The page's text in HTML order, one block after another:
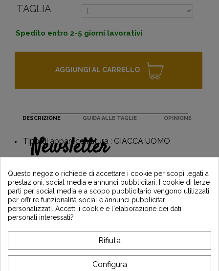
TAGLIA
Spedito entro 2-5 giorni lavorativi
AGGIUNGI AL CARRELLO
DESCRIZIONE GUIDA ALLE TAGLIE OPINIONE
Tipo di apparecchiatura : GIACCA UOMO
Newsletter
iscrivendoti e resta informato sulle ultime
notizie di Vintage Motors
*Dès 99€ d'achat. En vous abonnant à notre newsletter, vous reconnaissez avoir pris
l'acceptez.
A PROPOSITO DI VINTAGE
Questo negozio richiede di accettare i cookie per scopi legati a
prestazioni, social media e annunci pubblicitari. I cookie di terze
parti per social media e a scopo pubblicitario vengono utilizzati
per offrire funzionalità social e annunci pubblicitari
personalizzati. Accetti i cookie e l'elaborazione dei dati
personali interessati?
Rifiuta
Configura